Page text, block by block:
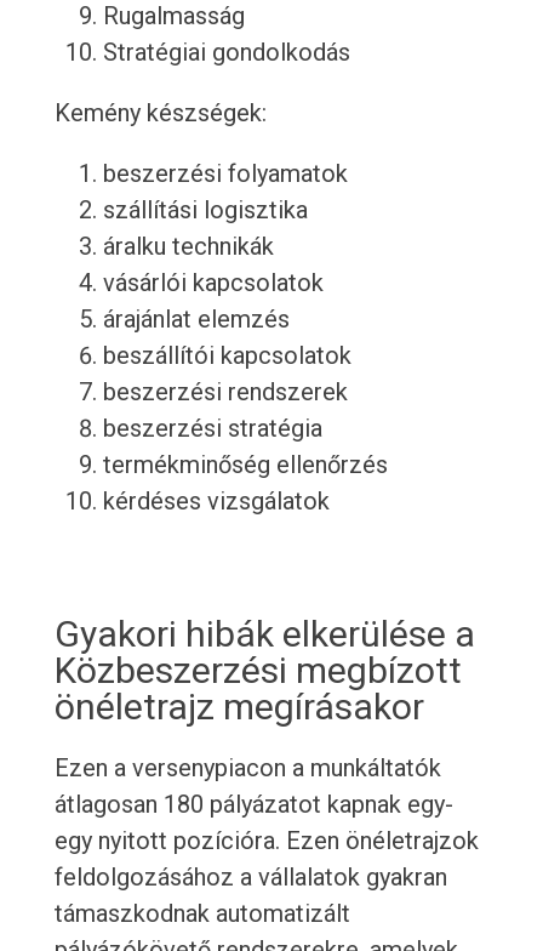
Rugalmasság
Stratégiai gondolkodás
Kemény készségek:
beszerzési folyamatok
szállítási logisztika
áralku technikák
vásárlói kapcsolatok
árajánlat elemzés
beszállítói kapcsolatok
beszerzési rendszerek
beszerzési stratégia
termékminőség ellenőrzés
kérdéses vizsgálatok
Gyakori hibák elkerülése a
Közbeszerzési megbízott
önéletrajz megírásakor
Ezen a versenypiacon a munkáltatók
átlagosan 180 pályázatot kapnak egy-
egy nyitott pozícióra. Ezen önéletrajzok
feldolgozásához a vállalatok gyakran
támaszkodnak automatizált